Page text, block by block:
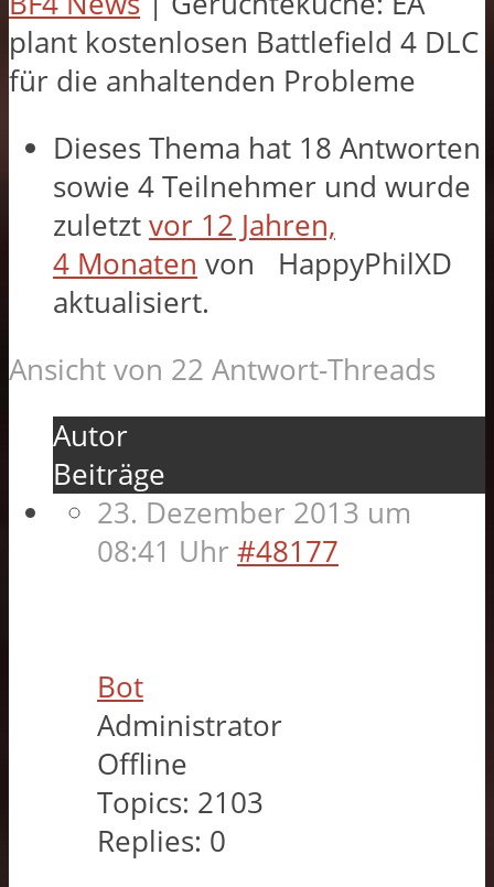
plant kostenlosen Battlefield 4 DLC
für die anhaltenden Probleme
Dieses Thema hat 18 Antworten
sowie 4 Teilnehmer und wurde
zuletzt vor 12 Jahren,
4 Monaten von
HappyPhilXD
aktualisiert.
Ansicht von 22 Antwort-Threads
Autor
Beiträge
23. Dezember 2013 um
08:41 Uhr #48177
Bot
Administrator
Offline
Topics: 2103
Replies: 0